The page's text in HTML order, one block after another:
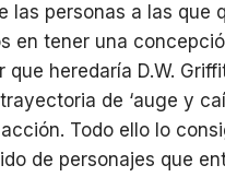
las personas a las que
en tener una
heredaría D.W.
de ‘auge y
Todo ello lo
de personajes que